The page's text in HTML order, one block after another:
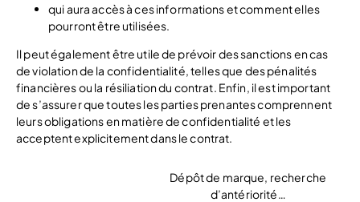
qui aura accès à ces informations et comment elles
pourront être utilisées.
Il peut également être utile de prévoir des sanctions en cas
de violation de la confidentialité, telles que des pénalités
financières ou la résiliation du contrat. Enfin, il est important
de s’assurer que toutes les parties prenantes comprennent
leurs obligations en matière de confidentialité et les
acceptent explicitement dans le contrat.
Dépôt de marque, recherche
d’antériorité…